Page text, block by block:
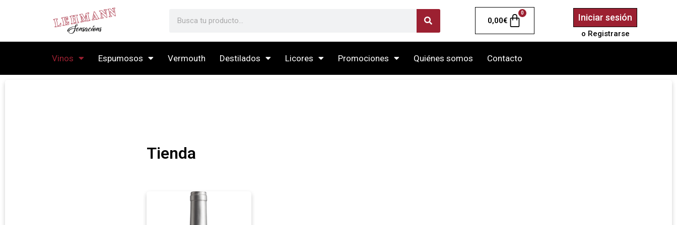
0,00€
0 Iniciar sesión
o Registrarse
Vinos Espumosos Vermouth Destilados Licores Promociones Quiénes somos Contacto
Tienda